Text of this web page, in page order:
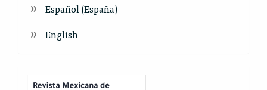
Español (España)
English
Index